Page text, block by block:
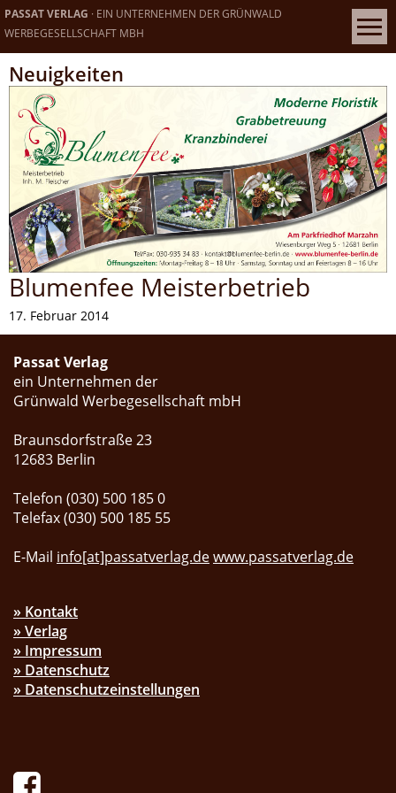
PASSAT VERLAG · EIN UNTERNEHMEN DER GRÜNWALD
WERBEGESELLSCHAFT MBH
Neuigkeiten
Blumenfee Meisterbetrieb
17. Februar 2014
Passat Verlag
ein Unternehmen der
Grünwald Werbegesellschaft mbH
Braunsdorfstraße 23
12683 Berlin
Telefon (030) 500 185 0
Telefax (030) 500 185 55
E-Mail info[at]passatverlag.dewww.passatverlag.de
» Kontakt
» Verlag
» Impressum
» Datenschutz
» Datenschutzeinstellungen